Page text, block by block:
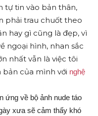
tự tin vào bản thân,
phải trau chuốt theo
hay gì cũng là đẹp, vì
ngoại hình, nhan sắc
nhất vẫn là việc tôi
của mình với nghệ
ứng về bộ ảnh nude táo
xưa sẽ cảm thấy khó